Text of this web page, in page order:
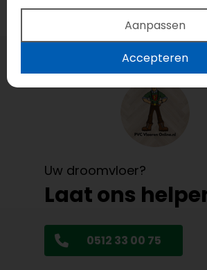
Aanpassen
Accepteren
Uw droomvloer?
Laat ons
0512 33 00 75